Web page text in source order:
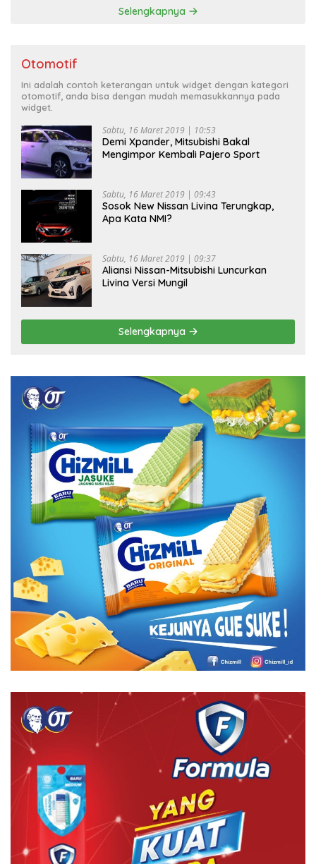
Selengkapnya
Otomotif
Ini adalah contoh keterangan untuk widget dengan kategori
otomotif, anda bisa dengan mudah memasukkannya pada
widget.
Sabtu, 16 Maret 2019 | 10:53
Demi Xpander, Mitsubishi Bakal
Mengimpor Kembali Pajero Sport
Sabtu, 16 Maret 2019 | 09:43
Sosok New Nissan Livina Terungkap,
Apa Kata NMI?
Sabtu, 16 Maret 2019 | 09:37
Aliansi Nissan-Mitsubishi Luncurkan
Livina Versi Mungil
Selengkapnya